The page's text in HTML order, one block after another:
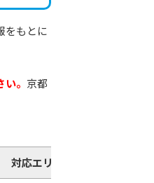
をもとに
。 京都
対応エリア